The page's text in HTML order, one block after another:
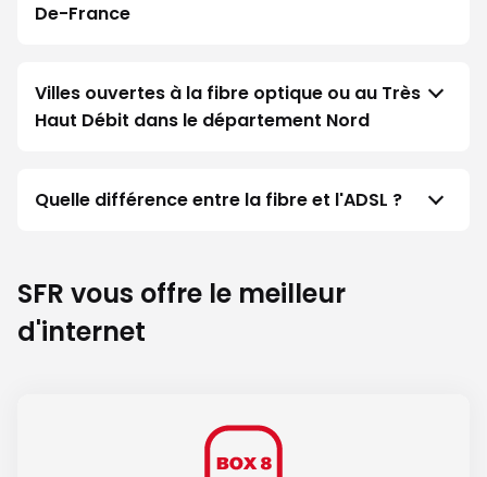
De-France
Villes ouvertes à la fibre optique ou au Très
Haut Débit dans le département Nord
Quelle différence entre la fibre et l'ADSL ?
SFR vous offre le meilleur
d'internet